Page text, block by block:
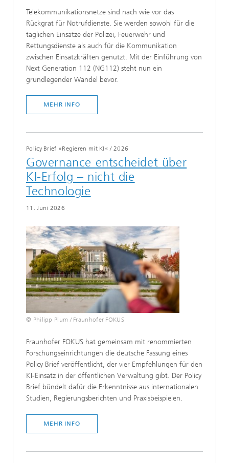
Telekommunikationsnetze sind nach wie vor das
Rückgrat für Notrufdienste. Sie werden sowohl für die
täglichen Einsätze der Polizei, Feuerwehr und
Rettungsdienste als auch für die Kommunikation
zwischen Einsatzkräften genutzt. Mit der Einführung von
Next Generation 112 (NG112) steht nun ein
grundlegender Wandel bevor.
MEHR INFO
Policy Brief »Regieren mit KI«/ 2026
Governance entscheidet über
KI-Erfolg – nicht die
Technologie
11. Juni 2026
© Philipp Plum / Fraunhofer FOKUS
Fraunhofer FOKUS hat gemeinsam mit renommierten
Forschungseinrichtungen die deutsche Fassung eines
Policy Brief veröffentlicht, der vier Empfehlungen für den
KI-Einsatz in der öffentlichen Verwaltung gibt. Der Policy
Brief bündelt dafür die Erkenntnisse aus internationalen
Studien, Regierungsberichten und Praxisbeispielen.
MEHR INFO